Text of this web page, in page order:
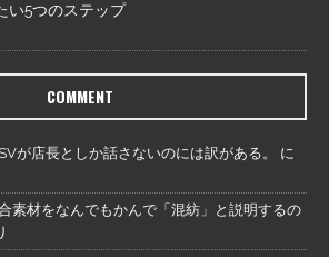
い5つのステップ
COMMENT
が店長としか話さないのには訳がある。
に
材をなんでもかんで「混紡」と説明するの